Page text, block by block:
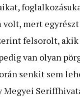
mert
felsorolt,
van olyan
senkit sem
Megyei